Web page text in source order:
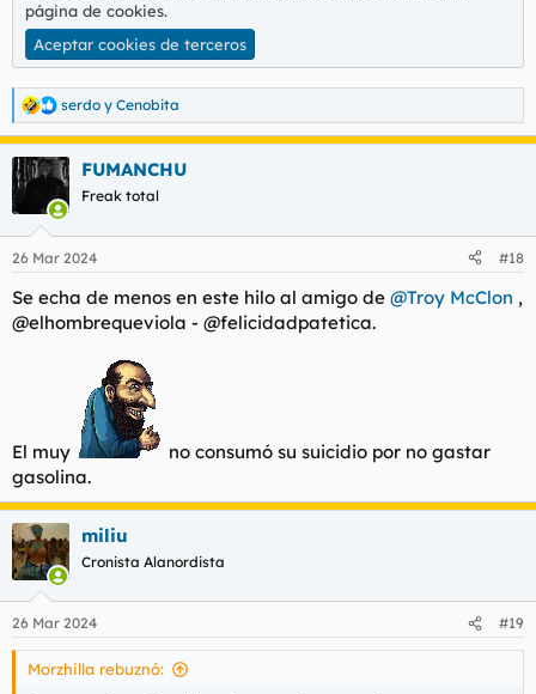
página de cookies.
Aceptar cookies de terceros
R
e
a
c
c
e
:
serdo y Cenobita
FUMANCHU
Freak total
26 Mar 2024 #18
Se echa de menos en este hilo al amigo de @Troy McClon ,
@elhombrequeviola - @felicidadpatetica.
El muy
no consumó su suicidio por no gastar
gasolina.
miliu
Cronista Alanordista
26 Mar 2024 #19
Morzhilla rebuznó: